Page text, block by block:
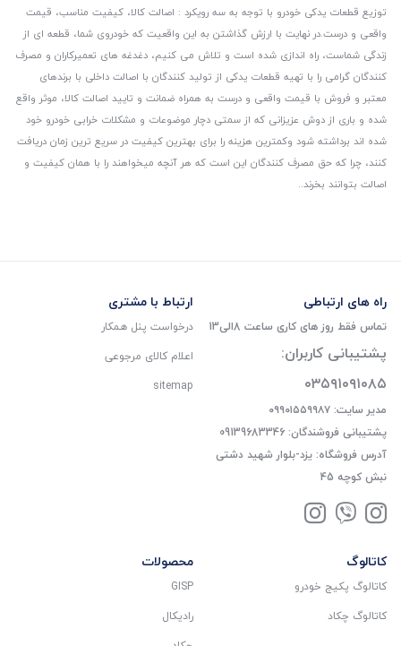
توزیع قطعات یدکی خودرو با توجه به سه رویکرد : اصالت کالا، کیفیت مناسب، قیمت
واقعی و درست.در نهایت با ارزش گذاشتن به این واقعیت که خودروی شما، قطعه ای از
زندگی شماست، راه اندازی شده است و تلاش می کنیم، دغدغه های تعمیرکاران و مصرف
کنندگان گرامی را با تهیه قطعات یدکی از تولید کنندگان با اصالت داخلی با برندهای
معتبر و فروش با قیمت واقعی و درست به همراه ضمانت و تایید اصالت کالا، موثر واقع
شده و باری از دوش عزیزانی که از سمتی دچار موضوعات و مشکلات خرابی خودرو خود
شده اند برداشته شود و‌کمترین هزینه را برای بهترین کیفیت در سریع ترین زمان دریافت
کنند، چرا که حق مصرف کنندگان این است که هر آنچه میخواهند را با همان کیفیت و
اصالت بتوانند بخرند..
راه های ارتباطی
تماس فقط روز های کاری ساعت 8الی13
پشتیبانی کاربران:
۰۳۵۹۱۰۹۱۰۸۵
مدیر سایت: ۰۹۹۰۱۵۵۹۹۸۷
پشتیبانی فروشندگان: 09139683346
آدرس فروشگاه: یزد-بلوار شهید دشتی
نبش کوچه 45
ارتباط با مشتری
درخواست پنل همکار
اعلام کالای مرجوعی
sitemap
کاتالوگ
کاتالوگ پکیج خودرو
کاتالوگ چکاد
محصولات
GISP
رادیکال